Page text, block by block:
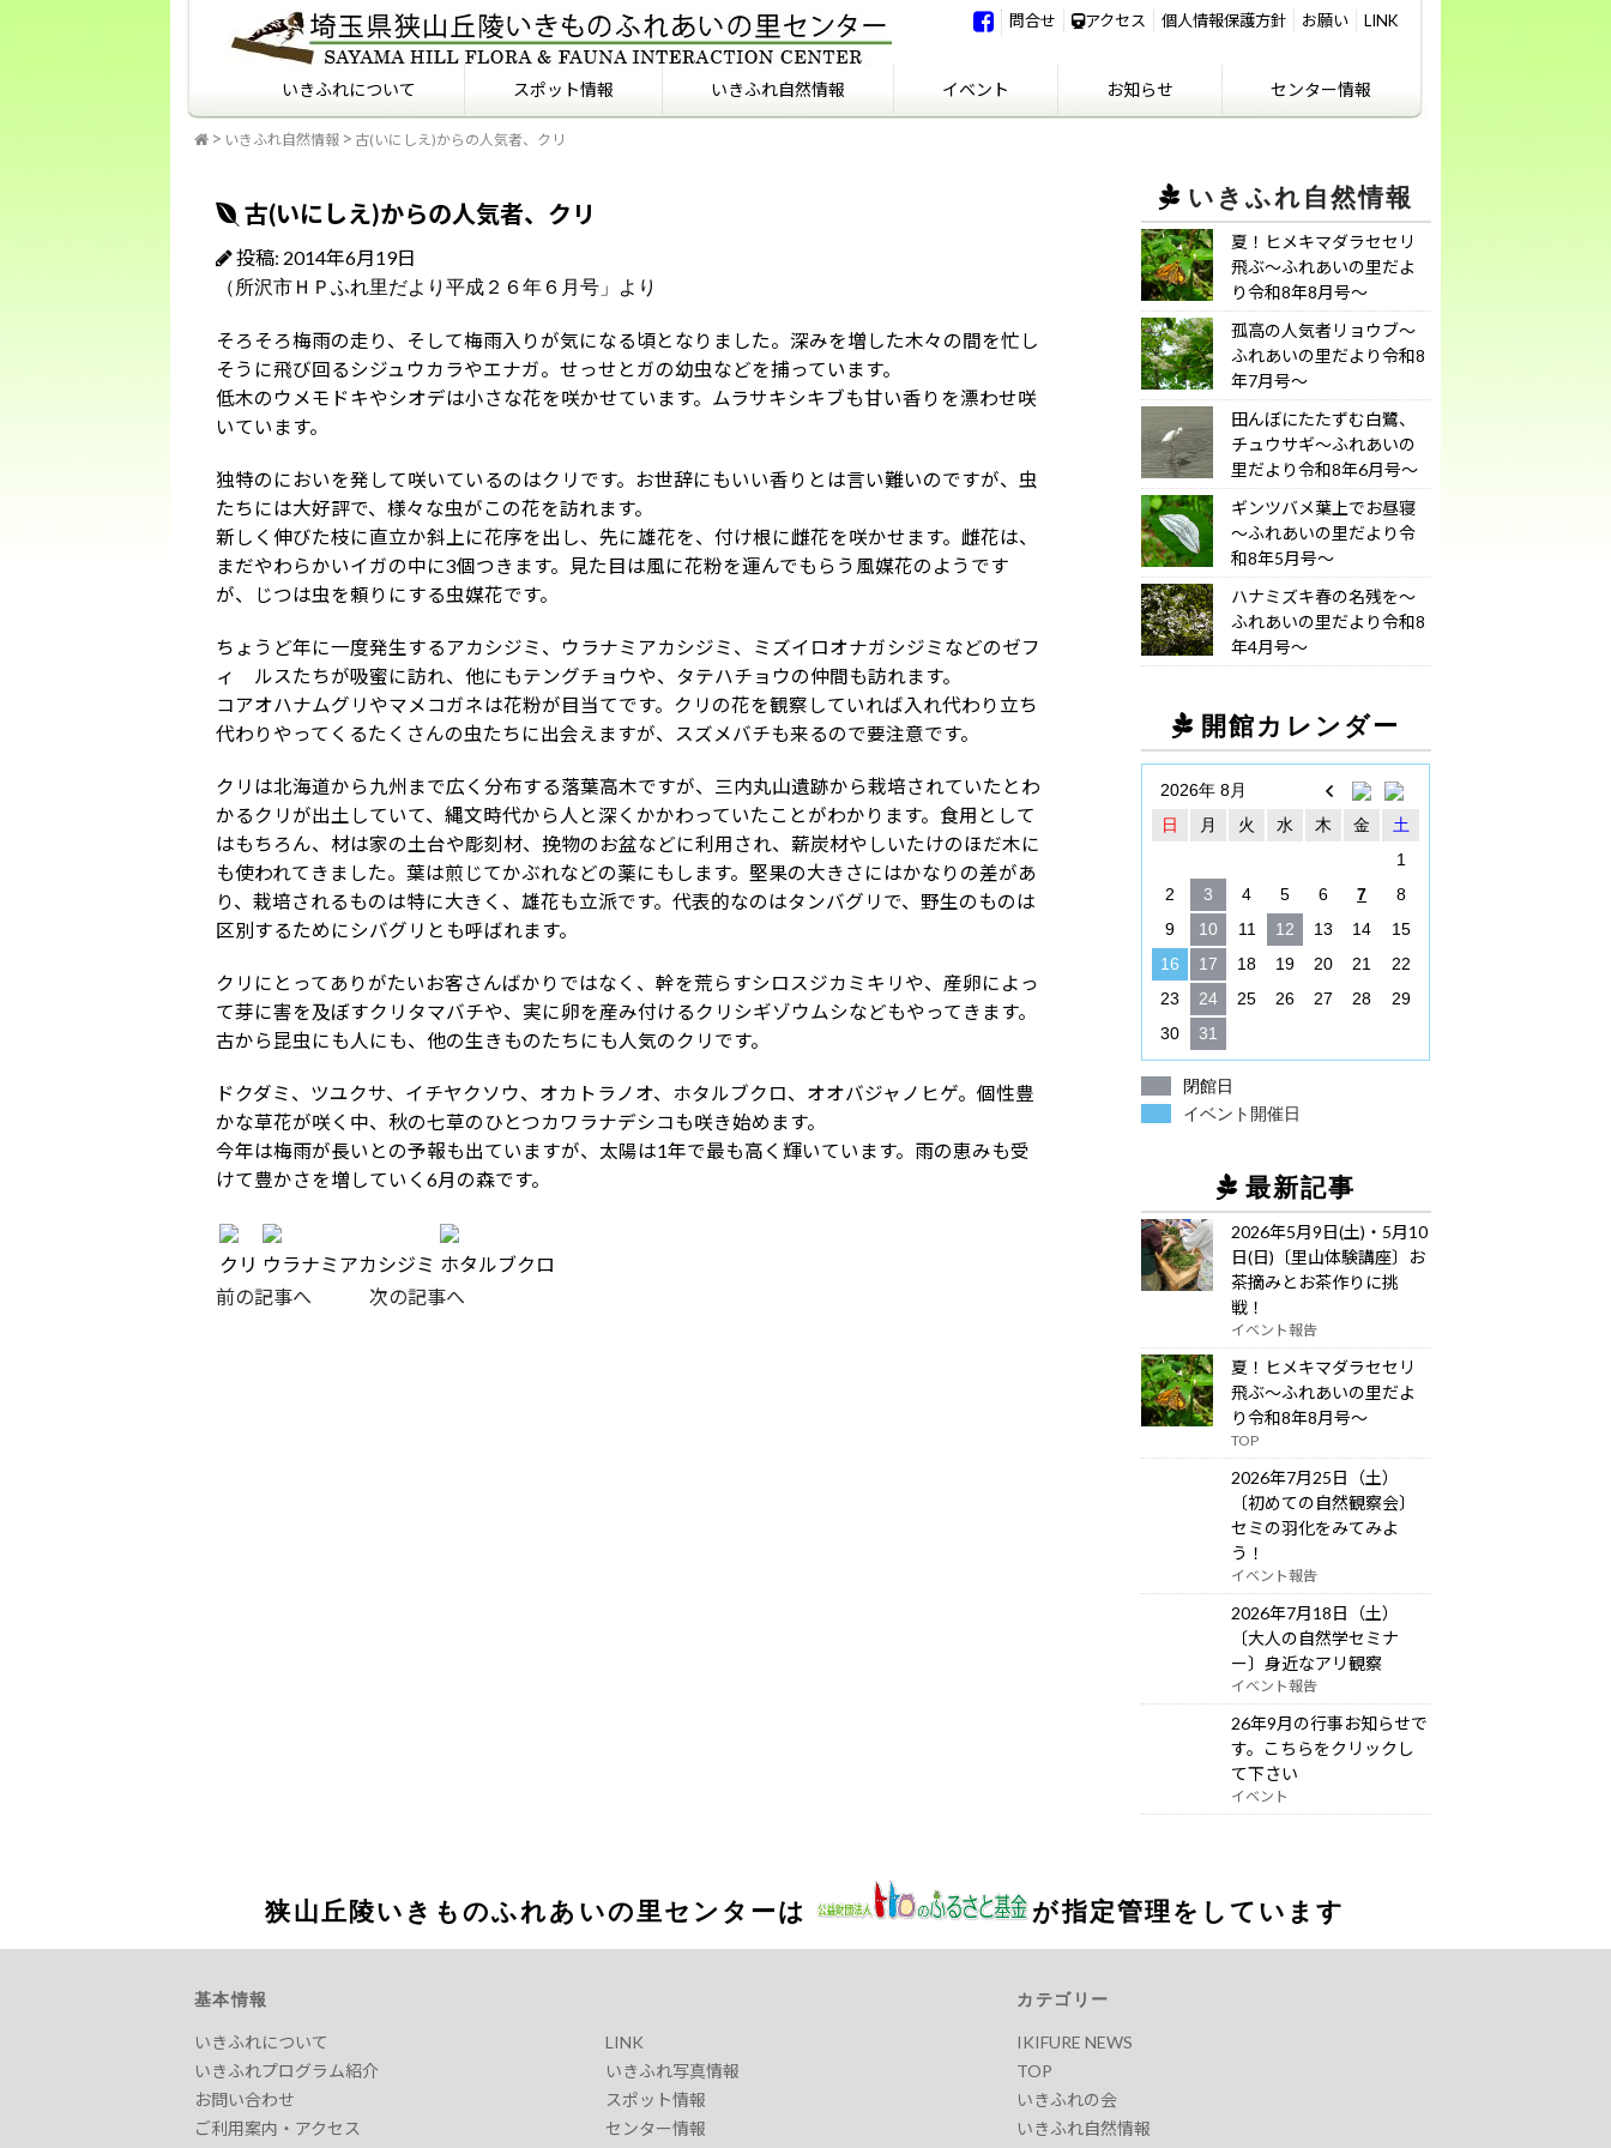
問合せ アクセス 個人情報保護方針 お願い LINK
いきふれについて
いきふれについて
いきふれプログラム紹介
フィールドマナーを知っ
スポット情報 いきふれ自然情報 イベント お知らせ センター情報
いきふれ自然情報 古(いにしえ)からの人気者、クリ
古(いにしえ)からの人気者、クリ
投稿: 2014年6月19日
（所沢市ＨＰふれ里だより平成２６年６月号」より
そろそろ梅雨の走り、そして梅雨入りが気になる頃となりました。深みを増した木々の間を忙し
そうに飛び回るシジュウカラやエナガ。せっせとガの幼虫などを捕っています。
低木のウメモドキやシオデは小さな花を咲かせています。ムラサキシキブも甘い香りを漂わせ咲
いています。
独特のにおいを発して咲いているのはクリです。お世辞にもいい香りとは言い難いのですが、虫
たちには大好評で、様々な虫がこの花を訪れます。
新しく伸びた枝に直立か斜上に花序を出し、先に雄花を、付け根に雌花を咲かせます。雌花は、
まだやわらかいイガの中に3個つきます。見た目は風に花粉を運んでもらう風媒花のようです
が、じつは虫を頼りにする虫媒花です。
ちょうど年に一度発生するアカシジミ、ウラナミアカシジミ、ミズイロオナガシジミなどのゼフ
ィ ルスたちが吸蜜に訪れ、他にもテングチョウや、タテハチョウの仲間も訪れます。
コアオハナムグリやマメコガネは花粉が目当てです。クリの花を観察していれば入れ代わり立ち
代わりやってくるたくさんの虫たちに出会えますが、スズメバチも来るので要注意です。
クリは北海道から九州まで広く分布する落葉高木ですが、三内丸山遺跡から栽培されていたとわ
かるクリが出土していて、縄文時代から人と深くかかわっていたことがわかります。食用として
はもちろん、材は家の土台や彫刻材、挽物のお盆などに利用され、薪炭材やしいたけのほだ木に
も使われてきました。葉は煎じてかぶれなどの薬にもします。堅果の大きさにはかなりの差があ
り、栽培されるものは特に大きく、雄花も立派です。代表的なのはタンバグリで、野生のものは
区別するためにシバグリとも呼ばれます。
クリにとってありがたいお客さんばかりではなく、幹を荒らすシロスジカミキリや、産卵によっ
て芽に害を及ぼすクリタマバチや、実に卵を産み付けるクリシギゾウムシなどもやってきます。
古から昆虫にも人にも、他の生きものたちにも人気のクリです。
ドクダミ、ツユクサ、イチヤクソウ、オカトラノオ、ホタルブクロ、オオバジャノヒゲ。個性豊
かな草花が咲く中、秋の七草のひとつカワラナデシコも咲き始めます。
今年は梅雨が長いとの予報も出ていますが、太陽は1年で最も高く輝いています。雨の恵みも受
けて豊かさを増していく6月の森です。
クリ ウラナミアカシジミ ホタルブクロ
前の記事へ 次の記事へ
いきふれ自然情報
夏！ヒメキマダラセセリ
飛ぶ～ふれあいの里だよ
り令和8年8月号～
孤高の人気者リョウブ～
ふれあいの里だより令和8
年7月号～
田んぼにたたずむ白鷺、
チュウサギ～ふれあいの
里だより令和8年6月号～
ギンツバメ葉上でお昼寝
～ふれあいの里だより令
和8年5月号～
ハナミズキ春の名残を～
ふれあいの里だより令和8
年4月号～
開館カレンダー
2026年 8月
日
月 火 水 木 金
土
1
2
3 4 5 6 7
8
9
10 11 12 13 14
15
16
17 18 19 20 21
22
23
24 25 26 27 28
29
30
31
閉館日
イベント開催日
最新記事
2026年5月9日(土)・5月10
日(日)〔里山体験講座〕お
茶摘みとお茶作りに挑
戦！
イベント報告
夏！ヒメキマダラセセリ
飛ぶ～ふれあいの里だよ
り令和8年8月号～
TOP
2026年7月25日（土）
〔初めての自然観察会〕
セミの羽化をみてみよ
う！
イベント報告
2026年7月18日（土）
〔大人の自然学セミナ
ー〕身近なアリ観察
イベント報告
26年9月の行事お知らせで
す。こちらをクリックし
て下さい
イベント
狭山丘陵いきものふれあいの里センターは が指定管理をしています
基本情報
いきふれについて
いきふれプログラム紹介
お問い合わせ
ご利用案内・アクセス
LINK
いきふれ写真情報
スポット情報
センター情報
カテゴリー
IKIFURE NEWS
TOP
いきふれの会
いきふれ自然情報